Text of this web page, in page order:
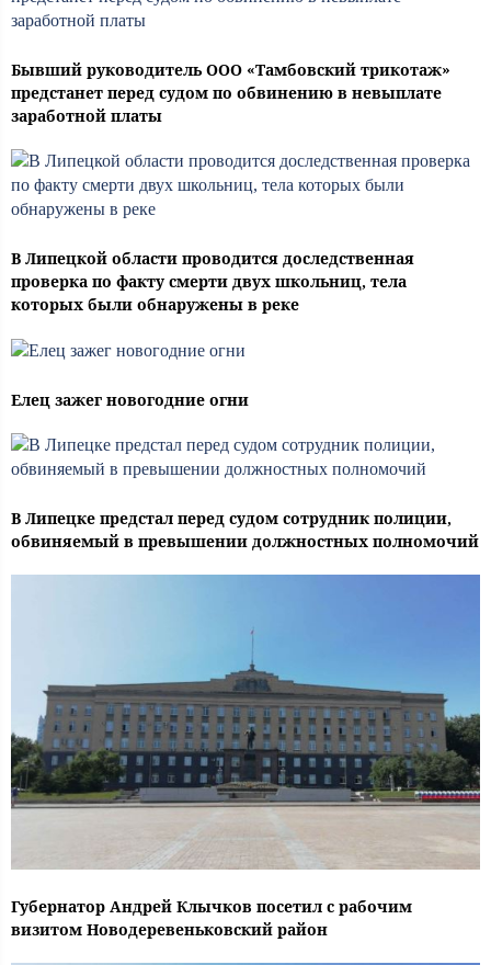
Бывший руководитель ООО «Тамбовский трикотаж»
предстанет перед судом по обвинению в невыплате
заработной платы
В Липецкой области проводится доследственная
проверка по факту смерти двух школьниц, тела
которых были обнаружены в реке
Елец зажег новогодние огни
В Липецке предстал перед судом сотрудник полиции,
обвиняемый в превышении должностных полномочий
Губернатор Андрей Клычков посетил с рабочим
визитом Новодеревеньковский район